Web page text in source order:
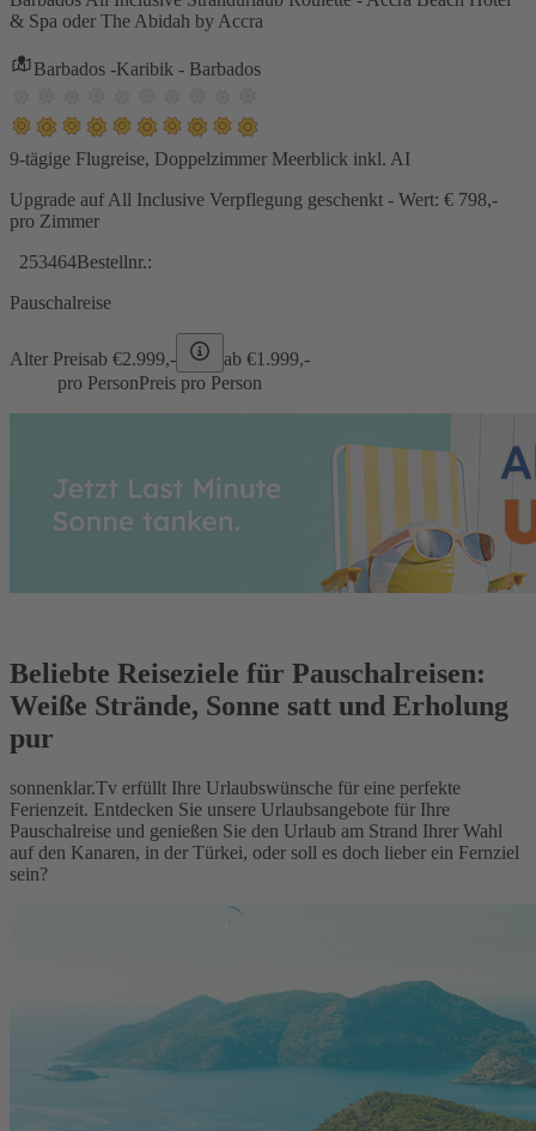
& Spa oder The Abidah by Accra
Barbados -Karibik - Barbados
9-tägige Flugreise, Doppelzimmer Meerblick inkl. AI
Upgrade auf All Inclusive Verpflegung geschenkt - Wert: € 798,-
pro Zimmer
253464Bestellnr.:
Pauschalreise
Alter Preisab €2.999,- ab €1.999,-
pro PersonPreis pro Person
Beliebte Reiseziele für Pauschalreisen:
Weiße Strände, Sonne satt und Erholung
pur
sonnenklar.Tv erfüllt Ihre Urlaubswünsche für eine perfekte
Ferienzeit. Entdecken Sie unsere Urlaubsangebote für Ihre
Pauschalreise und genießen Sie den Urlaub am Strand Ihrer Wahl
auf den Kanaren, in der Türkei, oder soll es doch lieber ein Fernziel
sein?